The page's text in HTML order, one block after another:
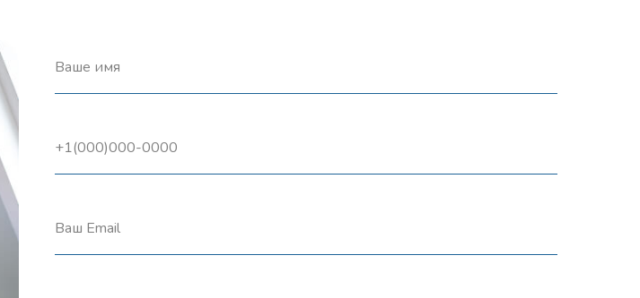
Ваше имя
+1(000)000-0000
Ваш Email